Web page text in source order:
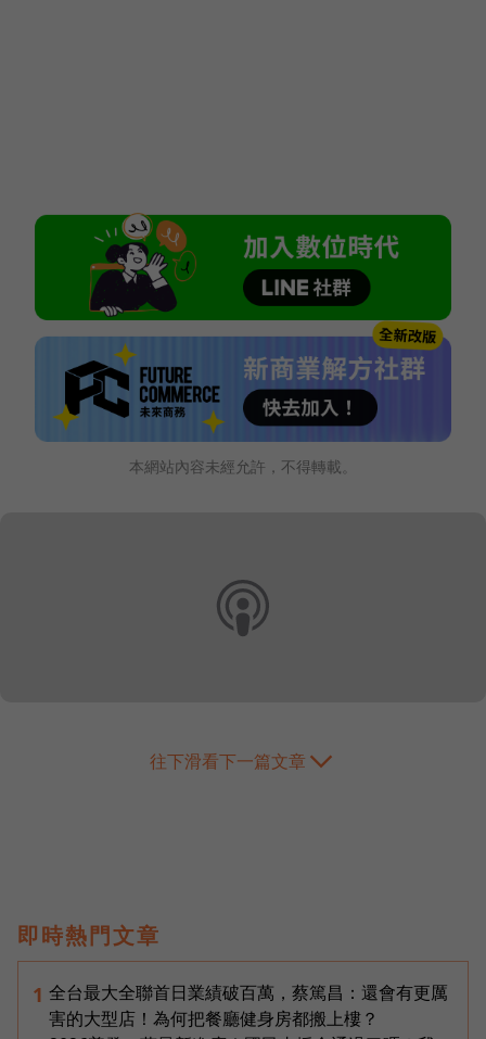
本網站內容未經允許，不得轉載。
往下滑看下一篇文章
即時熱門文章
1 全台最大全聯首日業績破百萬，蔡篤昌：還會有更厲
害的大型店！為何把餐廳健身房都搬上樓？